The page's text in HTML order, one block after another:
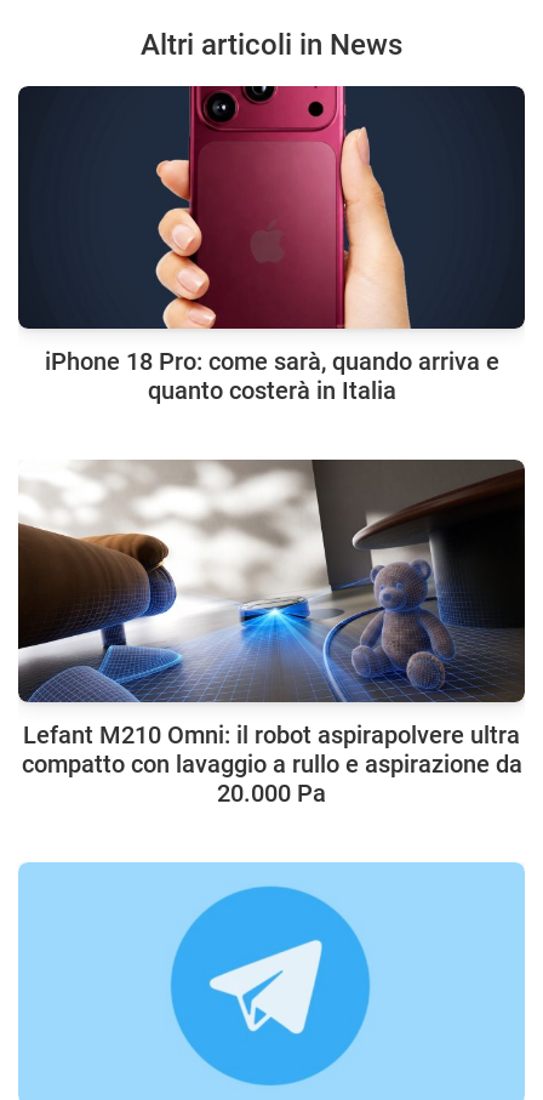
Altri articoli in News
iPhone 18 Pro: come sarà, quando arriva e
quanto costerà in Italia
Lefant M210 Omni: il robot aspirapolvere ultra
compatto con lavaggio a rullo e aspirazione da
20.000 Pa